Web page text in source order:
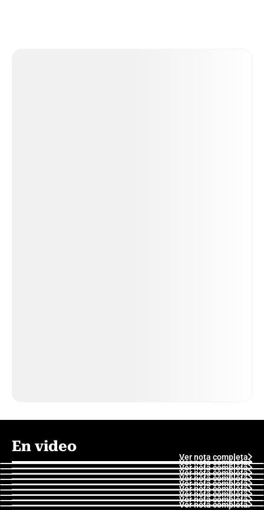
En video
Ver nota completa
Ver nota completa
Ver nota completa
Ver nota completa
Ver nota completa
Ver nota completa
Ver nota completa
Ver nota completa
Ver nota completa
Ver nota completa